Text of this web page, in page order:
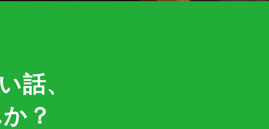
話、
？